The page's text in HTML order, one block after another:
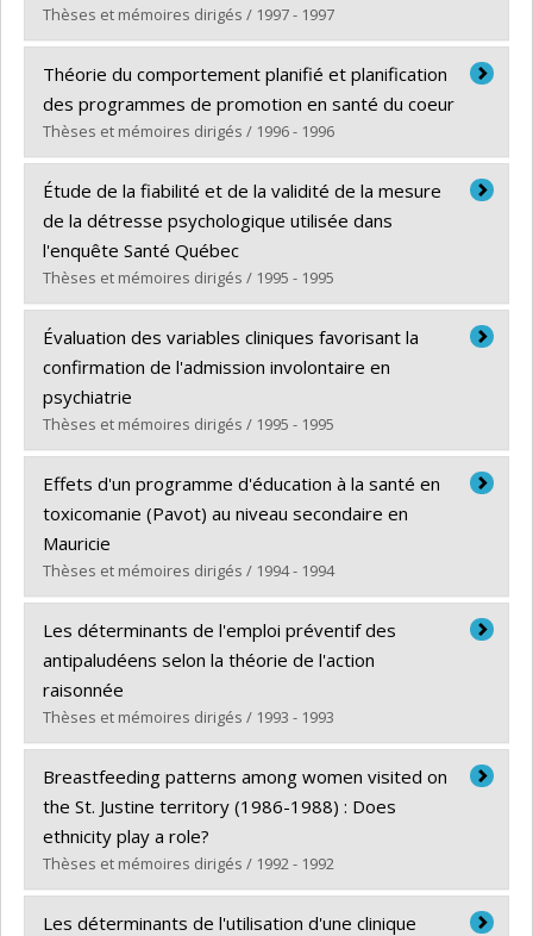
Lien vers le document dans Papyrus
Thèses et mémoires dirigés / 1997 - 1997
Diplômé(e) :Diallo, Mamadou Pathé
Cycle :Maîtrise
Diplôme obtenu :M. Sc.
Lien vers le document dans Papyrus
Théorie du comportement planifié et planification
des programmes de promotion en santé du coeur
Thèses et mémoires dirigés / 1996 - 1996
Diplômé(e) :Nguyen Thi, Minh Nguyet
Cycle :Doctorat
Diplôme obtenu :Ph. D.
Lien vers le document dans Papyrus
Étude de la fiabilité et de la validité de la mesure
de la détresse psychologique utilisée dans
l'enquête Santé Québec
Thèses et mémoires dirigés / 1995 - 1995
Diplômé(e) :Préville, Michel
Cycle :Doctorat
Diplôme obtenu :
Lien vers le document dans Papyrus
Évaluation des variables cliniques favorisant la
confirmation de l'admission involontaire en
psychiatrie
Thèses et mémoires dirigés / 1995 - 1995
Diplômé(e) :Moamaï, Javad
Cycle :Maîtrise
Diplôme obtenu :
Lien vers le document dans Papyrus
Effets d'un programme d'éducation à la santé en
toxicomanie (Pavot) au niveau secondaire en
Mauricie
Thèses et mémoires dirigés / 1994 - 1994
Diplômé(e) :Ross, Christine
Cycle :Maîtrise
Diplôme obtenu :
Lien vers le document dans Papyrus
Les déterminants de l'emploi préventif des
antipaludéens selon la théorie de l'action
raisonnée
Thèses et mémoires dirigés / 1993 - 1993
Diplômé(e) :Milord, François
Cycle : Maîtrise
Diplôme obtenu :M. Sc.
Lien vers le document dans Papyrus
Breastfeeding patterns among women visited on
the St. Justine territory (1986-1988) : Does
ethnicity play a role?
Thèses et mémoires dirigés / 1992 - 1992
Diplômé(e) :Haider, Seema
Les déterminants de l'utilisation d'une clinique